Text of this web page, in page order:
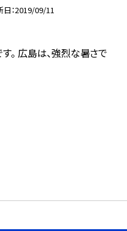
日 2019/09/11
。 広島は、強烈な暑さで